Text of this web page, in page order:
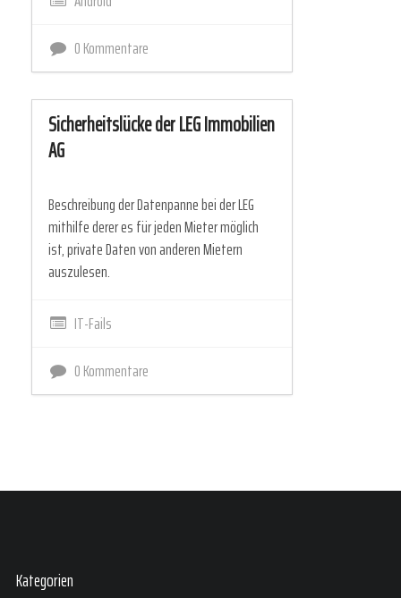
0 Kommentare
Sicherheitslücke der LEG Immobilien
AG
Beschreibung der Datenpanne bei der LEG
mithilfe derer es für jeden Mieter möglich
ist, private Daten von anderen Mietern
auszulesen.
IT-Fails
0 Kommentare
Kategorien